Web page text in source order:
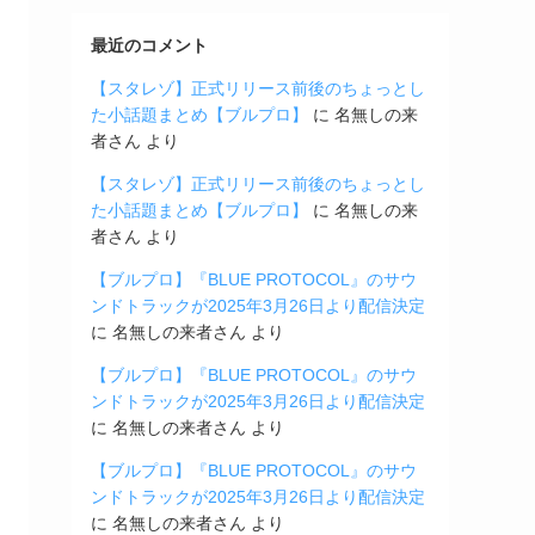
最近のコメント
【スタレゾ】正式リリース前後のちょっとし
た小話題まとめ【ブルプロ】
に 名無しの来
者さん より
【スタレゾ】正式リリース前後のちょっとし
た小話題まとめ【ブルプロ】
に 名無しの来
者さん より
【ブルプロ】『BLUE PROTOCOL』のサウ
ンドトラックが2025年3月26日より配信決定
に 名無しの来者さん より
【ブルプロ】『BLUE PROTOCOL』のサウ
ンドトラックが2025年3月26日より配信決定
に 名無しの来者さん より
【ブルプロ】『BLUE PROTOCOL』のサウ
ンドトラックが2025年3月26日より配信決定
に 名無しの来者さん より